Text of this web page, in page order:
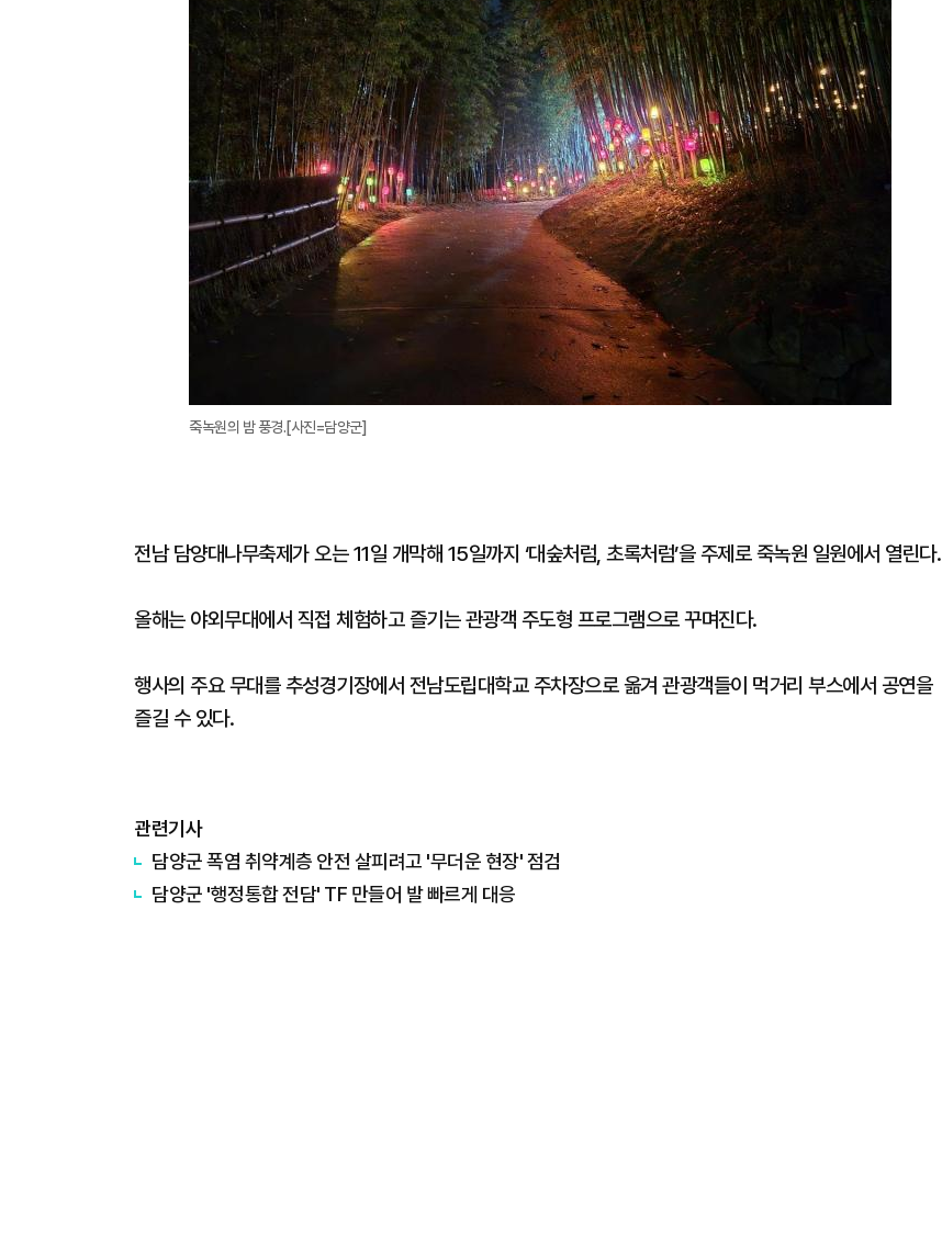
대
죽녹원의 밤 풍경.[사진=담양군]
전남 담양대나무축제가 오는 11일 개막해 15일까지 ‘대숲처럼, 초록처럼’을 주제로 죽녹원 일원에서 열린다.
올해는 야외무대에서 직접 체험하고 즐기는 관광객 주도형 프로그램으로 꾸며진다.
행사의 주요 무대를 추성경기장에서 전남도립대학교 주차장으로 옮겨 관광객들이 먹거리 부스에서 공연을
즐길 수 있다.
관련기사
담양군 폭염 취약계층 안전 살피려고 '무더운 현장' 점검
담양군 '행정통합 전담' TF 만들어 발 빠르게 대응